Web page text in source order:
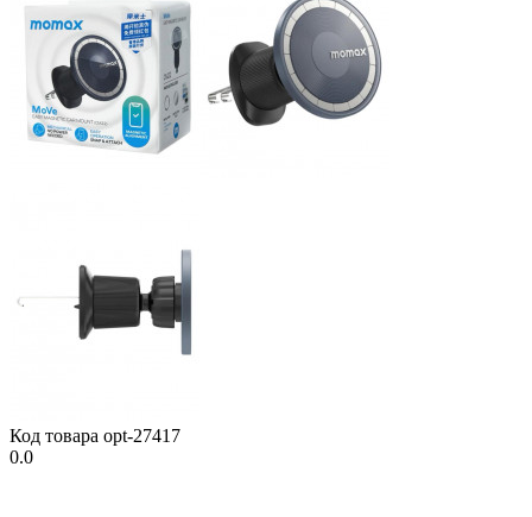
Код товара opt-27417
0.0